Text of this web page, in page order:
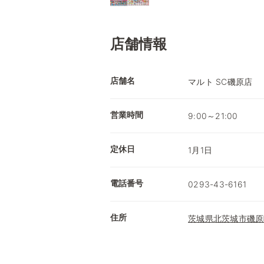
店舗情報
店舗名 マルト SC磯原店
営業時間 9:00～21:00
定休日 1月1日
電話番号 0293-43-6161
住所 茨城県北茨城市磯